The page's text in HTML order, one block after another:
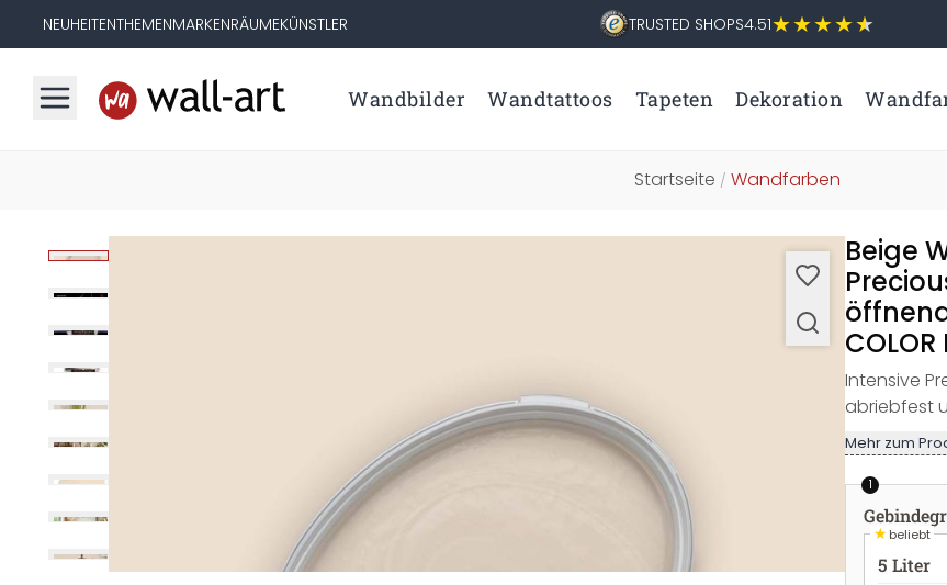
NEUHEITENTHEMENMARKENRÄUMEKÜNSTLER TRUSTED SHOPS4.51
Wandbilder Wandtattoos Tapeten Dekoration
Startseite / Wandfarben
Beige
Intensive
abriebfest
Mehr zum
1
★beliebt
5 Liter